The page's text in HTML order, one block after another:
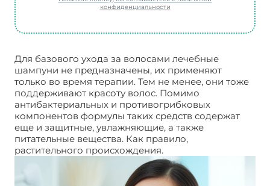
конфиденциальности
Для базового ухода за волосами лечебные
шампуни не предназначены, их применяют
только во время терапии. Тем не менее, они тоже
поддерживают красоту волос. Помимо
антибактериальных и противогрибковых
компонентов формулы таких средств содержат
еще и защитные, увлажняющие, а также
питательные вещества. Как правило,
растительного происхождения.